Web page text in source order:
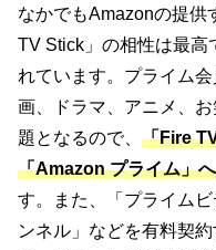
なかでもAmazonの提供
TV Stick」の相性は最高
れています。プライム
画、ドラマ、アニメ、
題となるので、 「Fire
「Amazon プライム」
す。また、「プライム
ンネル」などを有料契